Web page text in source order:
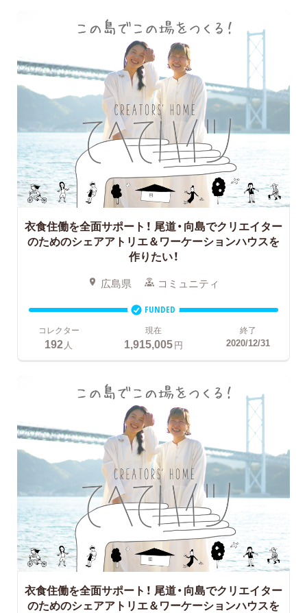
衣食住働を全面サポート！ 尾道・向島でクリエイター
のためのシェアアトリエ＆ワーケーションハウスを
作りたい！
広島県 コミュニティ
FUNDED
コレクター
192 人
現在
1,915,005円
終了
2020/12/31
衣食住働を全面サポート！ 尾道・向島でクリエイター
のためのシェアアトリエ＆ワーケーションハウスを